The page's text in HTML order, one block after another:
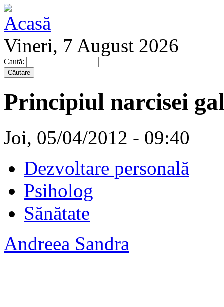
Vineri, 7 August 2026
Caută:
Principiul narcisei
Joi, 05/04/2012 - 09:40
Dezvoltare personală
Psiholog
Sănătate
Andreea Sandra